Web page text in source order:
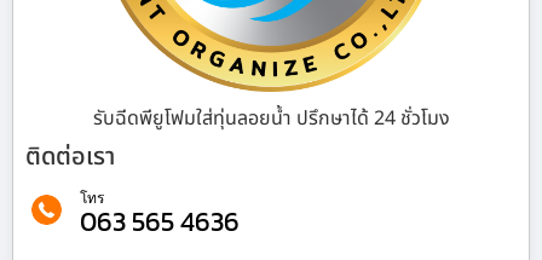
รับฉีดพียูโฟมใส่ทุ่นลอยน้ำ ปรึกษาได้ 24 ชั่วโมง
ติดต่อเรา
โทร
063 565 4636